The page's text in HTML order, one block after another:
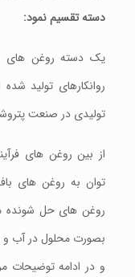
دستهتقسیمنمود:
یک دسته روغن های
روانکارهای تولید
تولیدی در صنعت
از بین روغن های
توان به روغن های
روغن های حل شونده
بصورت محلول در آب و
و در ادامه توضیحات